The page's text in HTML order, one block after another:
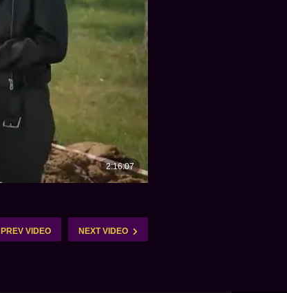
PREV VIDEO NEXT VIDEO